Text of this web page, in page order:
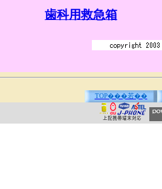
歯科用救急箱
TOP���若��